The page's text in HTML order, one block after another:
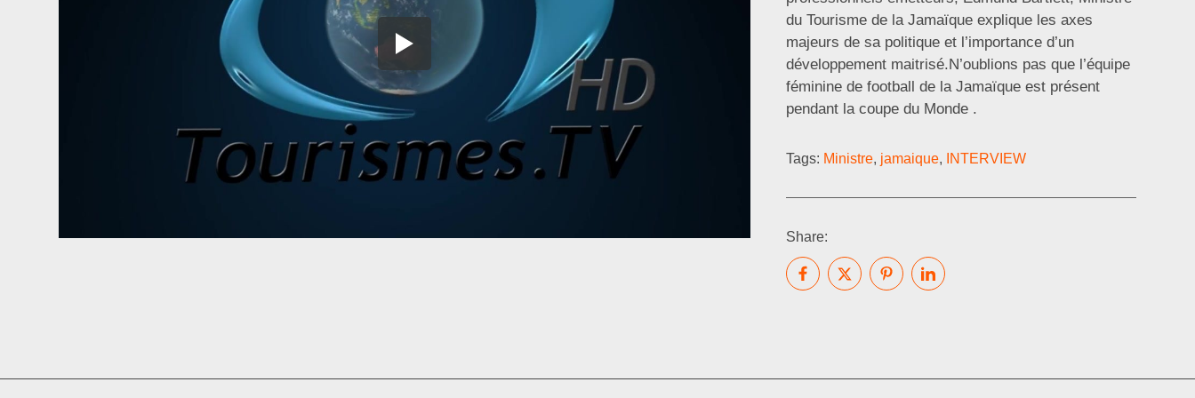
du Tourisme de la Jamaïque explique les axes
majeurs de sa politique et l’importance d’un
développement maitrisé.N’oublions pas que l’équipe
féminine de football de la Jamaïque est présent
pendant la coupe du Monde .
Tags: Ministre, jamaique, INTERVIEW
Share: